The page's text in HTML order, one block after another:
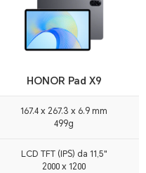
HONOR Pad X9
167.4 x 267.3 x 6.9 mm
499g
LCD TFT (IPS) da 11,5"
2000 x 1200